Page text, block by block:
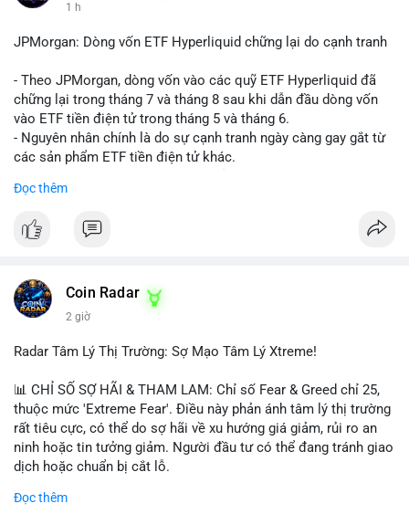
1 h
JPMorgan: Dòng vốn ETF Hyperliquid chững lại do cạnh tranh
- Theo JPMorgan, dòng vốn vào các quỹ ETF Hyperliquid đã
chững lại trong tháng 7 và tháng 8 sau khi dẫn đầu dòng vốn
vào ETF tiền điện tử trong tháng 5 và tháng 6.
- Nguyên nhân chính là do sự cạnh tranh ngày càng gay gắt từ
các sản phẩm ETF tiền điện tử khác.
Hyperliquid có thể đã giảm bớt, ảnh hưởng đến dòng vốn và
- Nhà đầu tư cần theo dõi sát sao diễn biến thị trường và các
#binancesquare #cryptonews
📰 Nguồn: CoinDesk
Đọc thêm
Coin Radar
2 giờ
Radar Tâm Lý Thị Trường: Sợ Mạo Tâm Lý Xtreme!
📊 CHỈ SỐ SỢ HÃI & THAM LAM: Chỉ số Fear & Greed chỉ 25,
thuộc mức 'Extreme Fear'. Điều này phản ánh tâm lý thị trường
rất tiêu cực, có thể do sợ hãi về xu hướng giá giảm, rủi ro an
ninh hoặc tin tưởng giảm. Người đầu tư có thể đang tránh giao
dịch hoặc chuẩn bị cắt lỗ.
📈 XU HƯỚNG TÌM KIẾM & THẢO LUẬN: Coin trending trên
Đọc thêm